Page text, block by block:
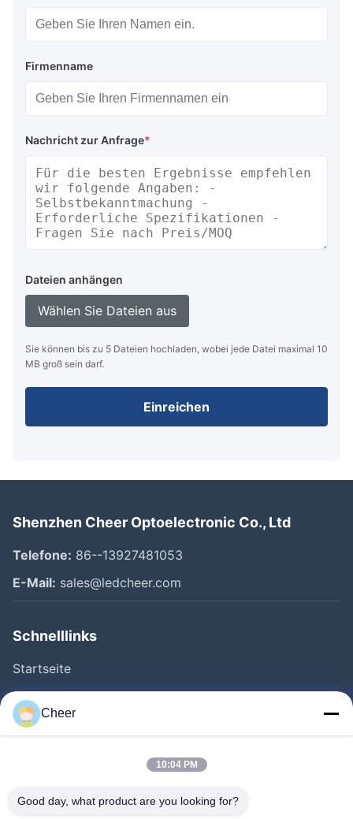
Firmenname
Nachricht zur Anfrage*
Dateien anhängen
Wählen Sie Dateien aus
Sie können bis zu 5 Dateien hochladen, wobei jede Datei maximal 10
MB groß sein darf.
Einreichen
Shenzhen Cheer Optoelectronic Co., Ltd
Telefone: 86--13927481053
E-Mail: sales@ledcheer.com
Schnelllinks
Startseite
Produkte
Über Uns
Kontakt
Cheer
10:04 PM
Good day, what product are you looking for?